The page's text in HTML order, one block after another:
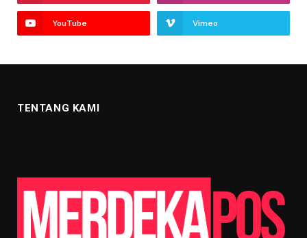
YouTube Vimeo
TENTANG KAMI